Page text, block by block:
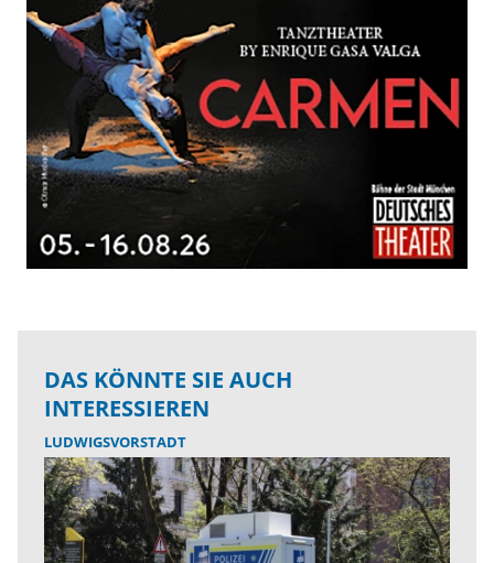
DAS KÖNNTE SIE AUCH
INTERESSIEREN
LUDWIGSVORSTADT